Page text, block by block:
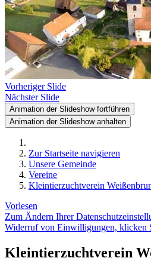
Vorheriger Slide
Nächster Slide
Animation der Slideshow fortführen
Animation der Slideshow anhalten
Zur Startseite navigieren
Unsere Gemeinde
Vereine
Kleintierzuchtverein
Vorlesen
Zum Ändern Ihrer
Widerruf von Einwilligungen, klicken
Kleintierzuchtverein